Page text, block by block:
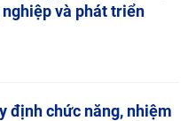
và phát triển
định chức năng, nhiệm